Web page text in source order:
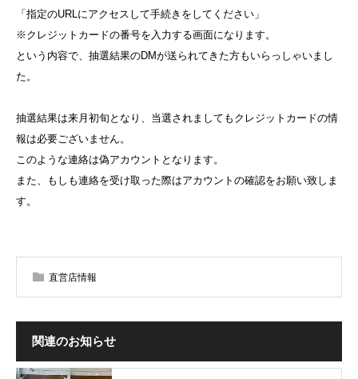
「指定のURLにアクセスして手続きをしてください」
※クレジットカードの番号を入力する画面になります。
という内容で、抽選結果のDMが送られてきた方もいらっしゃいまし
た。
抽選結果は来月初旬となり、当選されましてもクレジットカードの情
報は必要ございません。
このような連絡は偽アカウントとなります。
また、もしも連絡を受け取った際はアカウントの確認をお願い致しま
す。
直営店情報
関連のお知らせ